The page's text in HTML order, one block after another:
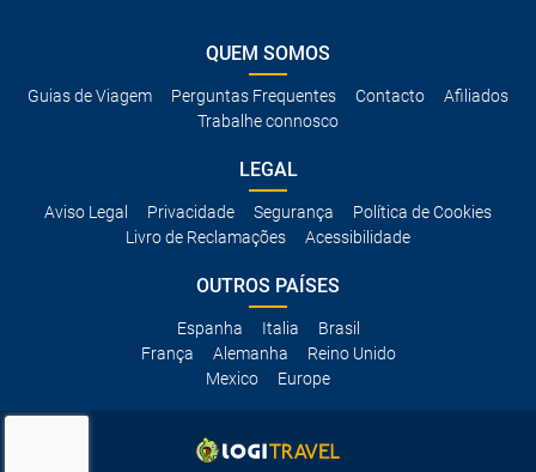
QUEM SOMOS
Guias de Viagem Perguntas Frequentes Contacto
Afiliados
Trabalhe connosco
LEGAL
Aviso Legal Privacidade Segurança
Política de Cookies
Livro de Reclamações
Acessibilidade
OUTROS PAÍSES
Espanha Italia
Brasil
França
Alemanha
Reino Unido
Mexico
Europe